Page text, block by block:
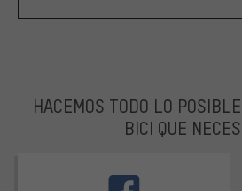
HACEMOS TODO LO
BICI QUE